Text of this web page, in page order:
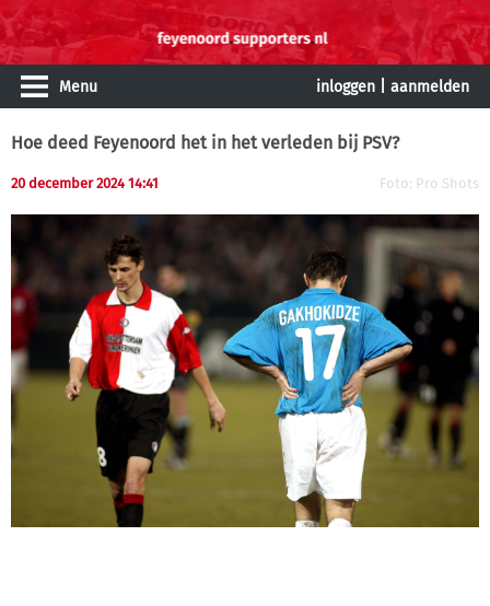
Menu inloggen aanmelden
Hoe deed Feyenoord het in het verleden bij PSV?
20 december 2024 14:41 Foto: Pro Shots